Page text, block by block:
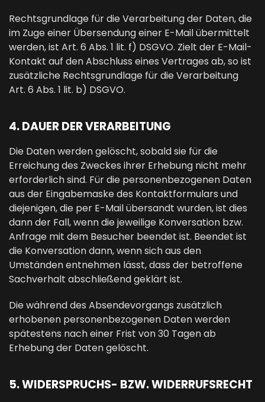
Rechtsgrundlage für die Verarbeitung der Daten, die
im Zuge einer Übersendung einer E-Mail übermittelt
werden, ist Art. 6 Abs. 1 lit. f) DSGVO. Zielt der E-Mail-
Kontakt auf den Abschluss eines Vertrages ab, so ist
zusätzliche Rechtsgrundlage für die Verarbeitung
Art. 6 Abs. 1 lit. b) DSGVO.
4. DAUER DER VERARBEITUNG
Die Daten werden gelöscht, sobald sie für die
Erreichung des Zweckes ihrer Erhebung nicht mehr
erforderlich sind. Für die personenbezogenen Daten
aus der Eingabemaske des Kontaktformulars und
diejenigen, die per E-Mail übersandt wurden, ist dies
dann der Fall, wenn die jeweilige Konversation bzw.
Anfrage mit dem Besucher beendet ist. Beendet ist
die Konversation dann, wenn sich aus den
Umständen entnehmen lässt, dass der betroffene
Sachverhalt abschließend geklärt ist.
Die während des Absendevorgangs zusätzlich
erhobenen personenbezogenen Daten werden
spätestens nach einer Frist von 30 Tagen ab
Erhebung der Daten gelöscht.
5. WIDERSPRUCHS- BZW. WIDERRUFSRECHT